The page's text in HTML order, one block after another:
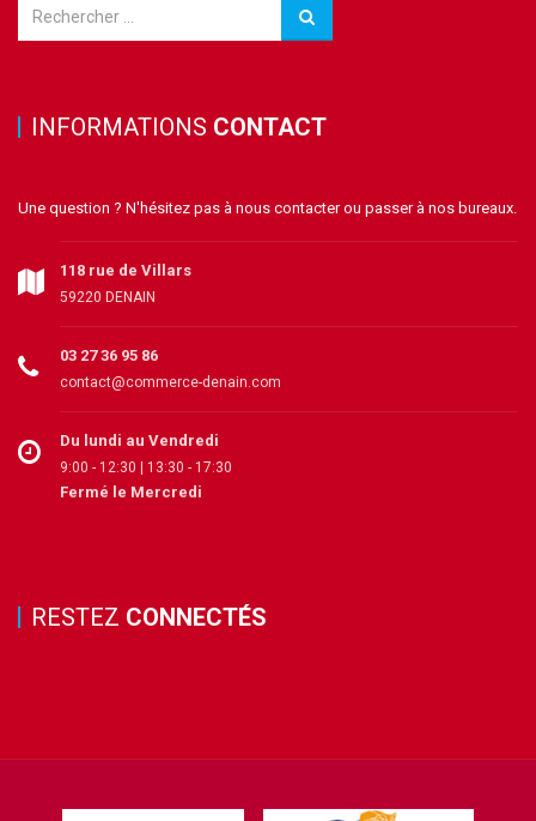
INFORMATIONS CONTACT
Une question ? N'hésitez pas à nous contacter ou passer à nos bureaux.
118 rue de Villars
59220 DENAIN
03 27 36 95 86
contact@commerce-denain.com
Du lundi au Vendredi
9:00 - 12:30 | 13:30 - 17:30
Fermé le Mercredi
RESTEZ CONNECTÉS